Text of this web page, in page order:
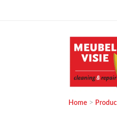
Passie voor
Home >